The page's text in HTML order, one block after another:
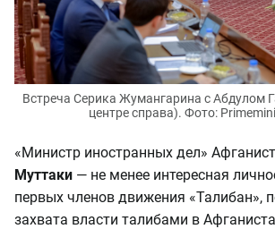
Встреча Серика Жумангарина с Абдулом
центре справа). Фото:
«Министр иностранных дел»
Муттаки — не менее интересная
первых членов движения «Талибан»,
захвата власти талибами в